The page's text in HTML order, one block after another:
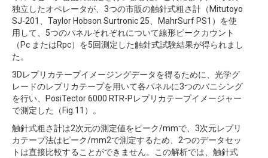
独立したオペレータが、3つの市販の触針式粗さ計（Mitutoyo
SJ-201、Taylor Hobson Surtronic 25、MahrSurf PS1）を使
用して、5つのパネルそれぞれについて線形ピークカウント
（Pc またはRpc）を5回測定した触針式試験結果が得られまし
た。
3Dレプリカテープイメージングデータを得るために、光学グ
レードのレプリカテープを用いて各パネルに3つのバニシング
を行い、PosiTector 6000 RTR-Pレプリカテープイメージャー
で測定した（Fig.11）。
触針式粗さ計は2次元の測定値をピーク/mmで、3次元レプリ
カテープ法はピーク/mm2で測定するため、2つのデータセッ
トは直接比較することができません。この解析では、触針式